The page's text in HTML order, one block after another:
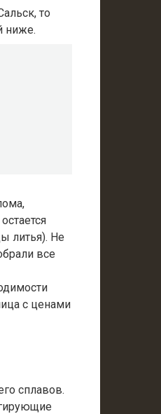
то
ниже.
литья). Не
все
с ценами
сплавов.